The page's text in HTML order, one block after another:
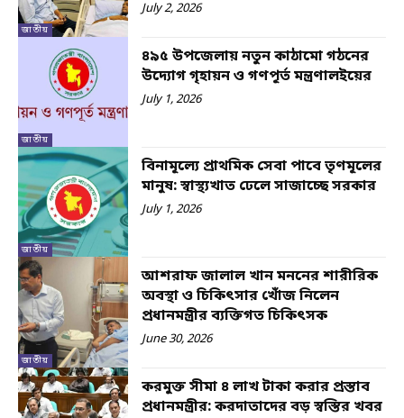
জাতীয়
July 2, 2026
জাতীয়
৪৯৫ উপজেলায় নতুন কাঠামো গঠনের
উদ্যোগ গৃহায়ন ও গণপূর্ত মন্ত্রণালইয়ের
July 1, 2026
জাতীয়
বিনামূল্যে প্রাথমিক সেবা পাবে তৃণমূলের
মানুষ: স্বাস্থ্যখাত ঢেলে সাজাচ্ছে সরকার
July 1, 2026
জাতীয়
আশরাফ জালাল খান মননের শারীরিক
অবস্থা ও চিকিৎসার খোঁজ নিলেন
প্রধানমন্ত্রীর ব্যক্তিগত চিকিৎসক
June 30, 2026
করমুক্ত সীমা ৪ লাখ টাকা করার প্রস্তাব
প্রধানমন্ত্রীর: করদাতাদের বড় স্বস্তির খবর